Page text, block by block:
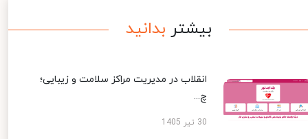
بیشتر بدانید
انقلاب در مدیریت مراکز سلامت و زیبایی؛
چ...
30 تیر 1405